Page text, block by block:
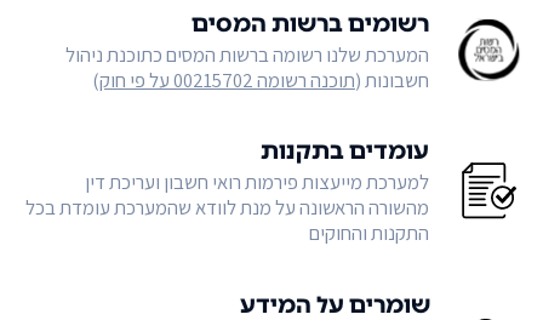
רשומים ברשות המסים
המערכת שלנו רשומה ברשות המסים כתוכנת ניהול
חשבונות (תוכנה רשומה 00215702 על פי חוק )
עומדים בתקנות
למערכת מייעצות פירמות רואי חשבון ועריכת דין
מהשורה הראשונה על מנת לוודא שהמערכת עומדת בכל
התקנות והחוקים
שומרים על המידע